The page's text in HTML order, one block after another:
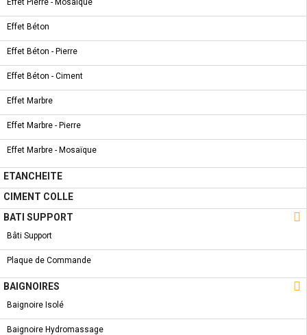
Effet Pierre - Mosaïque
Effet Béton
Effet Béton - Pierre
Effet Béton - Ciment
Effet Marbre
Effet Marbre - Pierre
Effet Marbre - Mosaïque
ETANCHEITE
CIMENT COLLE
BATI SUPPORT

Bâti Support
Plaque de Commande
BAIGNOIRES 
Baignoire Isolé
Baignoire Hydromassage
NOUVEAU PRODUIT
COLLECTION
COLONNE DOUCHE - ALBA-3 HYDROMASSAGE